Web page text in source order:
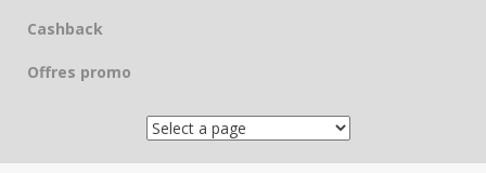
Cashback
Offres promo